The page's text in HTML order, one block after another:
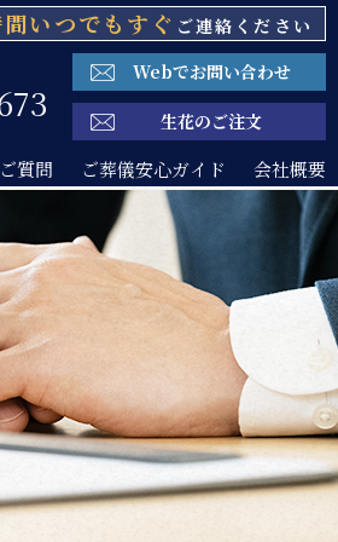
いつでもすぐ ご連絡ください
Webでお問い合わせ
生花のご注文
質問 ご葬儀安心ガイド 会社概要